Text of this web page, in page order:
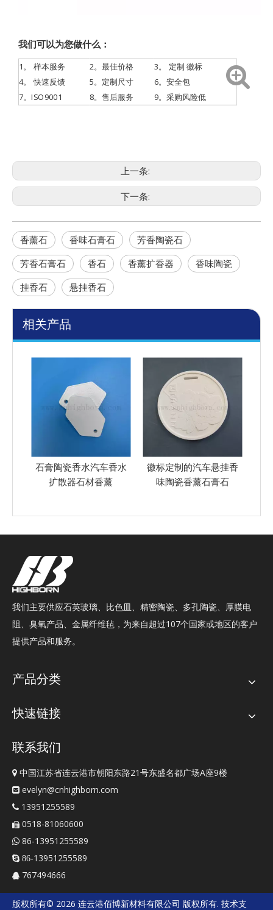
我们可以为您做什么：
1。 样本服务 2。最佳价格 3。 定制 徽标
4。快速反馈 5。定制尺寸
6。安全包
7。ISO9001
8。售后服务 9。采购风险低
上一条:
下一条:
香薰石 香味石膏石
芳香陶瓷石
芳香石膏石
香石 香薰扩香器
香味陶瓷
挂香石
悬挂香石
相关产品
徽标定制的汽车悬挂香
味陶瓷香薰石膏石
石膏陶瓷香水汽车香水
扩散器石材香薰
我们主要供应石英玻璃、比色皿、精密陶瓷、多孔陶瓷、厚膜电
阻、臭氧产品、金属纤维毡，为来自超过107个国家或地区的客户
提供产品和服务。
产品分类
快速链接
联系我们
 中国江苏省连云港市朝阳东路21号东盛名都广场A座9楼
 evelyn@cnhighborn.com
 13951255589
 0518-81060600
 86-13951255589
 86-13951255589
 767494666
版权所有© 2026 连云港佰博新材料有限公司 版权所有. 技术支